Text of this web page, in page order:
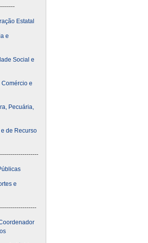
Estatal
e
Social e
e
Pecuária,
de Recurso
e